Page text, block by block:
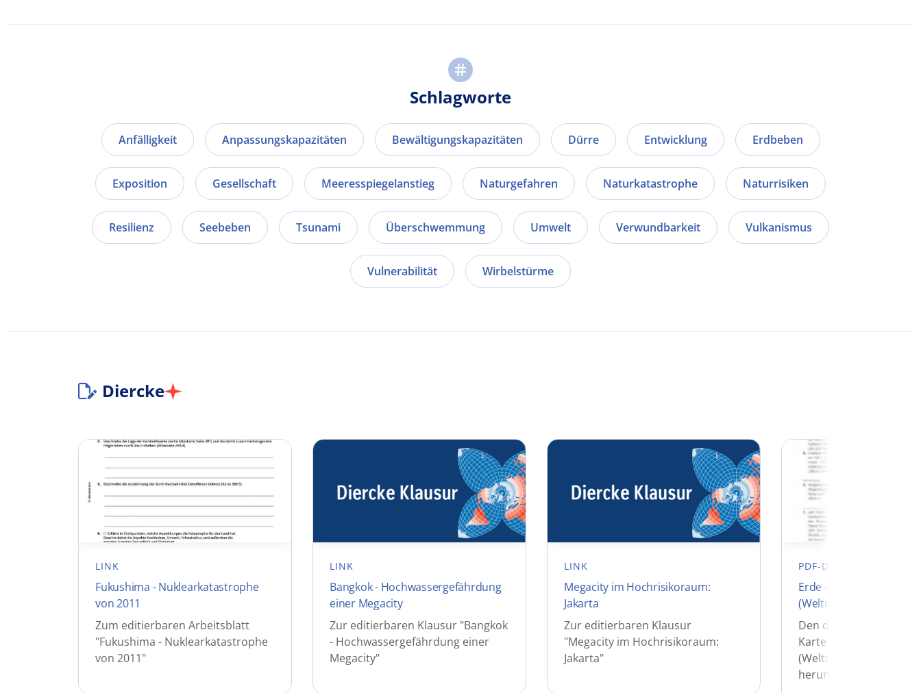
Schlagworte
Anfälligkeit Anpassungskapazitäten Bewältigungskapazitäten Dürre Entwicklung Erdbeben
Exposition Gesellschaft Meeresspiegelanstieg Naturgefahren Naturkatastrophe Naturrisiken
Resilienz Seebeben Tsunami Überschwemmung Umwelt Verwundbarkeit Vulkanismus
Vulnerabilität Wirbelstürme
Diercke
LINK
Fukushima - Nuklearkatastrophe
von 2011
Zum editierbaren Arbeitsblatt
"Fukushima - Nuklearkatastrophe
von 2011"
LINK
Bangkok - Hochwassergefährdung
einer Megacity
Zur editierbaren Klausur "Bangkok
- Hochwassergefährdung einer
Megacity"
LINK
Megacity im Hochrisikoraum:
Jakarta
Zur editierbaren Klausur
"Megacity im Hochrisikoraum:
Jakarta"
PDF-DATEI
Erde -
(Weltrisikoindex 2021)
Den didaktischen
Karte "Erde -
(Weltrisikoindex 2021)"
herunterladen.